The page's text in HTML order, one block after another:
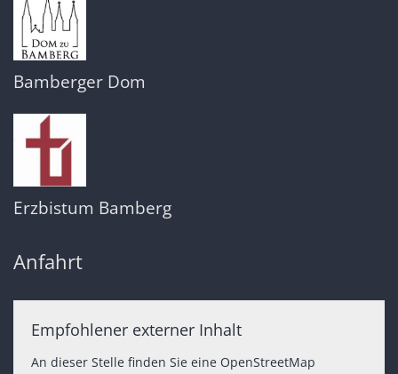
Bamberger Dom
Erzbistum Bamberg
Anfahrt
Empfohlener externer Inhalt
An dieser Stelle finden Sie eine OpenStreetMap